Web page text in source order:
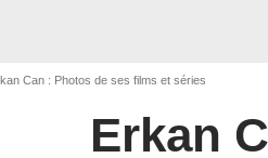
Can : Photos de ses films et séries
Erkan